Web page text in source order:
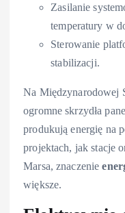
Zasilanie
temperatury w
Sterowanie
stabilizacji.
Na Międzynarodowej
ogromne skrzydła
produkują energię na
projektach, jak stacje
Marsa, znaczenie
większe.